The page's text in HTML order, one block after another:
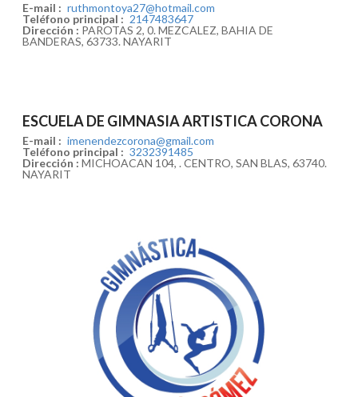
E-mail : ruthmontoya27@hotmail.com
Teléfono principal : 2147483647
Dirección : PAROTAS 2, 0. MEZCALEZ, BAHIA DE
BANDERAS, 63733. NAYARIT
ESCUELA DE GIMNASIA ARTISTICA CORONA
E-mail : imenendezcorona@gmail.com
Teléfono principal : 3232391485
Dirección : MICHOACAN 104, . CENTRO, SAN BLAS, 63740.
NAYARIT